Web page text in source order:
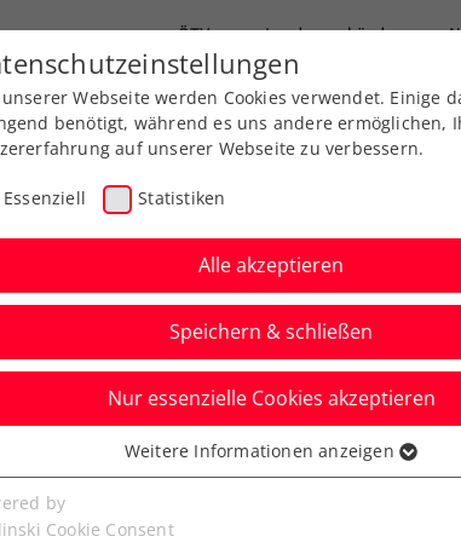
ÖTV Landesverbände
Ausbildung Services Über uns
bei
Ollersbach
Webseite werden Cookies verwendet. Einige
benötigt, während es uns andere ermöglichen,
auf unserer Webseite zu verbessern.
Essenziell Statistiken
Alle akzeptieren
Speichern & schließen
Nur essenzielle Cookies akzeptieren
Cookies werden für grundlegende Funktionen
benötigt. Dadurch ist gewährleistet, dass die
Weitere Informationen anzeigen
by
Cookie Consent